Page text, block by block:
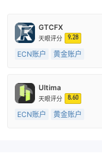
GTCFX
天眼评分 9.28
ECN账户
黄金账户
英国监管
主标MT4
Ultima
天眼评分 8.60
ECN账户
黄金账户